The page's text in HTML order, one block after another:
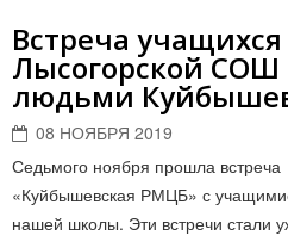
Встреча
Лысогорской СОШ
людьми
08 НОЯБРЯ 2019
Седьмого ноября прошла
«Куйбышевская РМЦБ» с
нашей школы. Эти встречи стали